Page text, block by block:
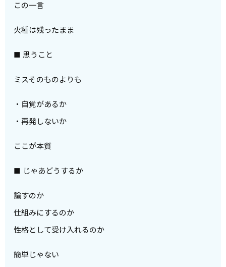
この一言
火種は残ったまま
■ 思うこと
ミスそのものよりも
・自覚があるか
・再発しないか
ここが本質
■ じゃあどうするか
諭すのか
仕組みにするのか
性格として受け入れるのか
簡単じゃない